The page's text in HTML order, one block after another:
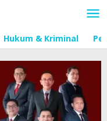
Hukum & Kriminal